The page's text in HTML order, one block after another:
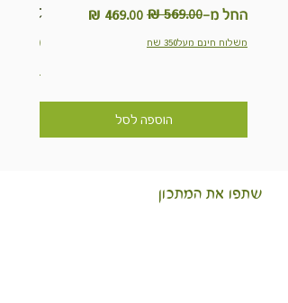
החל מ-
מחיר רגיל
מחיר מבצע
משלוח חינם מעל350 שח
הוספה לסל
Kit
מחיר